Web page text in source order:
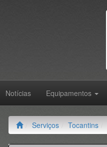
Notícias Equipamentos
Serviços Tocantins